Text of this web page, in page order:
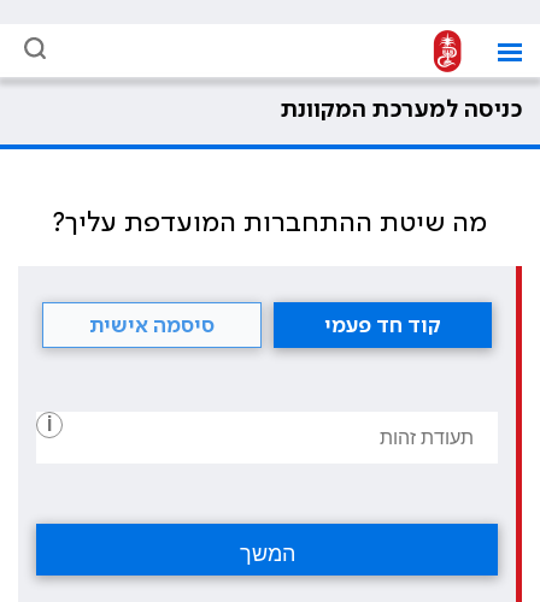
כניסה למערכת המקוונת
מה שיטת ההתחברות המועדפת עליך?
קוד חד פעמי סיסמה אישית
i